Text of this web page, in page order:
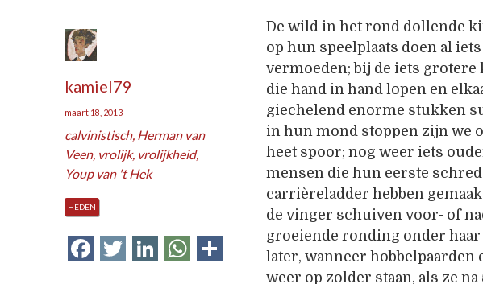
kamiel79
maart 18, 2013
calvinistisch, Herman van
Veen, vrolijk, vrolijkheid,
Youp van 't Hek
HEDEN
Facebook
Twitter
LinkedInWhatsApp
Delen
De wild in het rond dollende
op hun speelplaats doen al iets
vermoeden; bij de iets
die hand in hand lopen en
giechelend enorme stukken
in hun mond stoppen zijn we
heet spoor; nog weer iets
mensen die hun eerste
carrièreladder hebben
de vinger schuiven voor- of
groeiende ronding onder
later, wanneer hobbelpaarden
weer op zolder staan, als ze